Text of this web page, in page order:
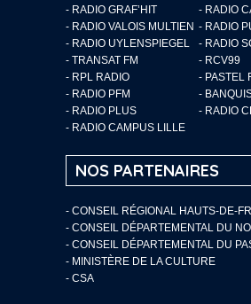
- RADIO GRAF’HIT
- RADIO
- RADIO VALOIS MULTIEN - RADIO
- RADIO UYLENSPIEGEL
- RADIO
- TRANSAT FM
- RCV99
- RPL RADIO
- PASTEL
- RADIO PFM
-
- RADIO PLUS
- RADIO
- RADIO CAMPUS LILLE
NOS PARTENAIRES
- CONSEIL RÉGIONAL HAUTS-DE-
- CONSEIL DÉPARTEMENTAL DU
- CONSEIL DÉPARTEMENTAL DU
- MINISTÈRE DE LA CULTURE
- CSA